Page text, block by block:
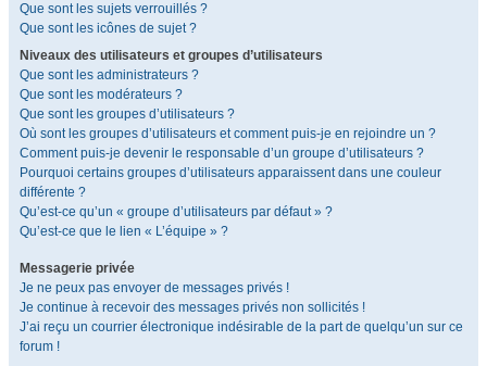
Que sont les sujets verrouillés ?
Que sont les icônes de sujet ?
Niveaux des utilisateurs et groupes d’utilisateurs
Que sont les administrateurs ?
Que sont les modérateurs ?
Que sont les groupes d’utilisateurs ?
Où sont les groupes d’utilisateurs et comment puis-je en rejoindre un ?
Comment puis-je devenir le responsable d’un groupe d’utilisateurs ?
Pourquoi certains groupes d’utilisateurs apparaissent dans une couleur
différente ?
Qu’est-ce qu’un « groupe d’utilisateurs par défaut » ?
Qu’est-ce que le lien « L’équipe » ?
Messagerie privée
Je ne peux pas envoyer de messages privés !
Je continue à recevoir des messages privés non sollicités !
J’ai reçu un courrier électronique indésirable de la part de quelqu’un sur ce
forum !